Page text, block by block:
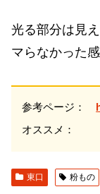
光る部分は見
マらなかった感
参考ページ：
オススメ：
東口 粉もの